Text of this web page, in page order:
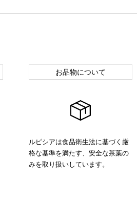
お品物について
ルピシアは食品衛生法に基づく厳
格な基準を満たす、安全な茶葉の
みを取り扱いしています。